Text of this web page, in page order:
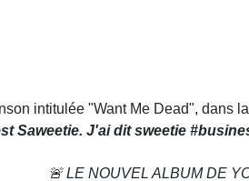
intitulée "Want Me Dead", dans
Saweetie. J'ai dit sweetie
🚨 LE NOUVEL ALBUM DE